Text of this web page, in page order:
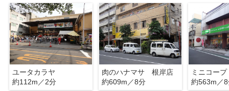
ユータカラヤ
約112m／2分
肉のハナマサ 根岸店
約609m／8分
ミニコー
約563m／